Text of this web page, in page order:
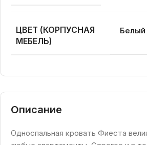
Описание
Односпальная кровать Фиеста
ЦВЕТ (КОРПУСНАЯ
МЕБЕЛЬ)